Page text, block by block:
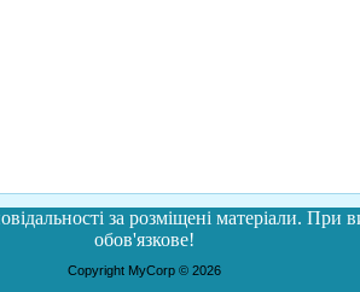
за розміщені матеріали.
обов'язкове!
Copyright MyCorp © 2026